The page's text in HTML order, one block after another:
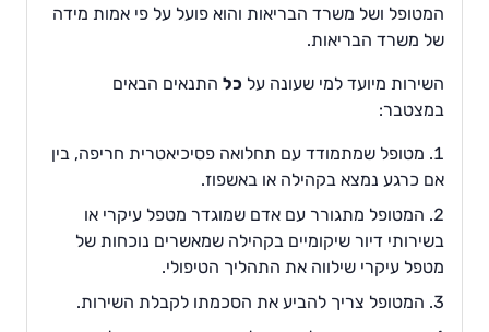
המטופל ושל משרד הבריאות והוא פועל על פי אמות מידה
של משרד הבריאות.
השירות מיועד למי שעונה על כל התנאים הבאים
במצטבר:
מטופל שמתמודד עם תחלואה פסיכיאטרית חריפה, בין
אם כרגע נמצא בקהילה או באשפוז.
המטופל מתגורר עם אדם שמוגדר מטפל עיקרי או
בשירותי דיור שיקומיים בקהילה שמאשרים נוכחות של
מטפל עיקרי שילווה את התהליך הטיפולי.
המטופל צריך להביע את הסכמתו לקבלת השירות.